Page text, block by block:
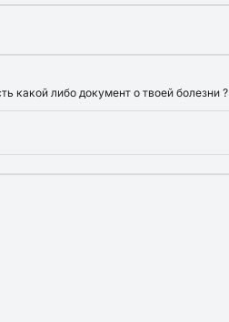
какой либо документ о твоей болезни ?